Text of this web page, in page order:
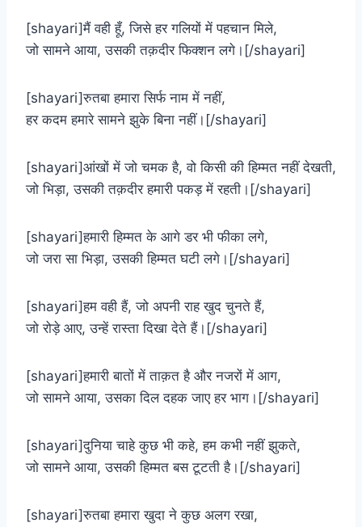
[shayari]मैं वही हूँ, जिसे हर गलियों में पहचान मिले,
जो सामने आया, उसकी तक़दीर फिक्शन लगे।[/shayari]
[shayari]रुतबा हमारा सिर्फ नाम में नहीं,
हर कदम हमारे सामने झुके बिना नहीं।[/shayari]
[shayari]आंखों में जो चमक है, वो किसी की हिम्मत नहीं देखती,
जो भिड़ा, उसकी तक़दीर हमारी पकड़ में रहती।[/shayari]
[shayari]हमारी हिम्मत के आगे डर भी फीका लगे,
जो जरा सा भिड़ा, उसकी हिम्मत घटी लगे।[/shayari]
[shayari]हम वही हैं, जो अपनी राह खुद चुनते हैं,
जो रोड़े आए, उन्हें रास्ता दिखा देते हैं।[/shayari]
[shayari]हमारी बातों में ताक़त है और नजरों में आग,
जो सामने आया, उसका दिल दहक जाए हर भाग।[/shayari]
[shayari]दुनिया चाहे कुछ भी कहे, हम कभी नहीं झुकते,
जो सामने आया, उसकी हिम्मत बस टूटती है।[/shayari]
[shayari]रुतबा हमारा खुदा ने कुछ अलग रखा,